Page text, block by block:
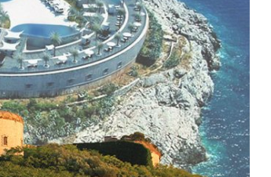
e Samitit të NATO –s në Ankara
ON: 16/07/2026
diplomaci shqiptare, kujtesë dhe
ON: 03/08/2026